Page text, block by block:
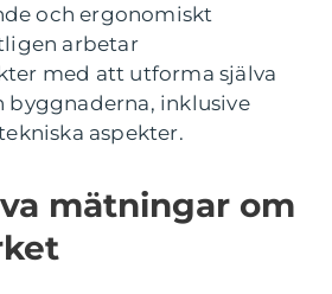
och ergonomiskt
arbetar
med att utforma själva
byggnaderna, inklusive
aspekter.
mätningar om